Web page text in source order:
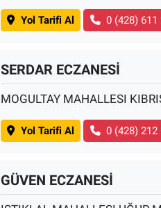
Yol Tarifi Al 0 (428) 611
SERDAR ECZANESİ
MOGULTAY MAHALLESI
Yol Tarifi Al 0 (428) 212
GÜVEN ECZANESİ